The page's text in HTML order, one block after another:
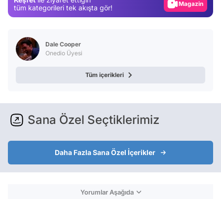
tüm kategorileri tek akışta gör!
Video
Dale Cooper
Onedio Üyesi
Tüm içerikleri
Sana Özel Seçtiklerimiz
Daha Fazla Sana Özel İçerikler
Yorumlar Aşağıda